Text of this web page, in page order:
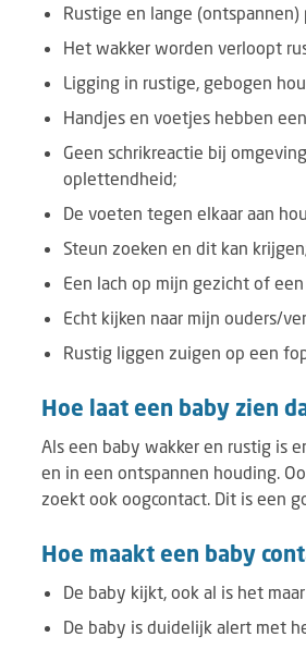
Rustige en lange (ontspannen)
Het wakker worden verloopt
Ligging in rustige, gebogen
Handjes en voetjes hebben
Geen schrikreactie bij
oplettendheid;
De voeten tegen elkaar aan
Steun zoeken en dit kan
Een lach op mijn gezicht of
Echt kijken naar mijn ouders/
Rustig liggen zuigen op een
Hoe laat een baby zien
Als een baby wakker en rustig is
en in een ontspannen houding.
zoekt ook oogcontact. Dit is een
Hoe maakt een baby
De baby kijkt, ook al is het
De baby is duidelijk alert met